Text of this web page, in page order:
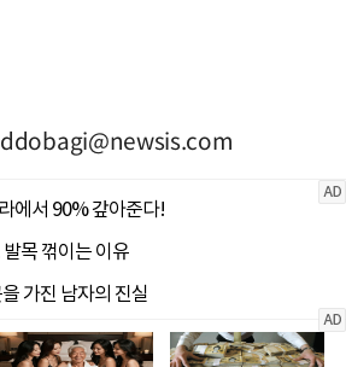
ddobagi@newsis.com